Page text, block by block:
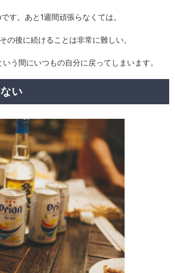
す。あと1週間頑張らなくては。
の後に続けることは非常に難しい。
う間にいつもの自分に戻ってしまいます。
い